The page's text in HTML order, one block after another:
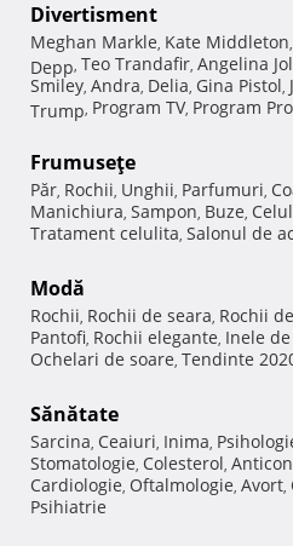
Divertisment
Meghan Markle, Kate Middleton,
Depp, Teo Trandafir, Angelina
Smiley, Andra, Delia, Gina Pistol,
Trump, Program TV, Program
Frumuseţe
Păr, Rochii, Unghii, Parfumuri,
Manichiura, Sampon, Buze,
Tratament celulita, Salonul de
Modă
Rochii, Rochii de seara, Rochii
Pantofi, Rochii elegante, Inele
Ochelari de soare, Tendinte
Sănătate
Sarcina, Ceaiuri, Inima,
Stomatologie, Colesterol,
Cardiologie, Oftalmologie, Avort,
Psihiatrie